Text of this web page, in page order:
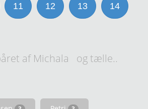
11 12 13 14
af Michala og tælle..